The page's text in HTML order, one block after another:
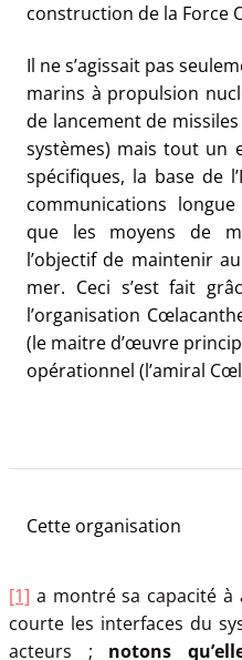
construction de la Force
Il ne s’agissait pas
marins à propulsion
de lancement de
systèmes) mais tout un
spécifiques, la base de
communications
que les moyens de
l’objectif de maintenir
mer. Ceci s’est fait
l’organisation
(le maitre d’œuvre
opérationnel (l’amiral
Cette organisation
[1] a montré sa capacité
courte les interfaces du
acteurs ; notons